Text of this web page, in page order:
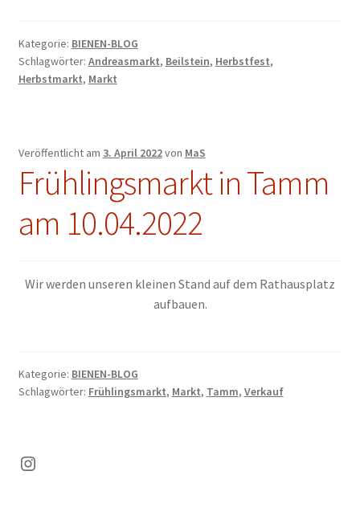
Kategorie: BIENEN-BLOG
Schlagwörter: Andreasmarkt, Beilstein, Herbstfest,
Herbstmarkt, Markt
Veröffentlicht am 3. April 2022von MaS
Frühlingsmarkt in Tamm
am 10.04.2022
Wir werden unseren kleinen Stand auf dem Rathausplatz
aufbauen.
Kategorie: BIENEN-BLOG
Schlagwörter: Frühlingsmarkt, Markt, Tamm, Verkauf
Instagram